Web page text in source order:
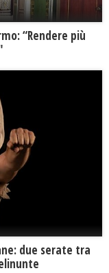
“Rendere più
due serate tra